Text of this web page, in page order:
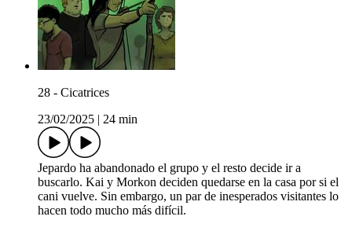
28 - Cicatrices
23/02/2025
24 min
Jepardo ha abandonado el grupo y el resto decide ir a
buscarlo. Kai y Morkon deciden quedarse en la casa por si el
cani vuelve. Sin embargo, un par de inesperados visitantes lo
hacen todo mucho más difícil.